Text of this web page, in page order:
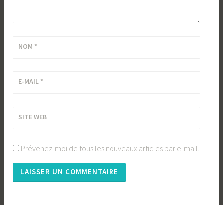
NOM *
E-MAIL *
SITE WEB
Prévenez-moi de tous les nouveaux articles par e-mail.